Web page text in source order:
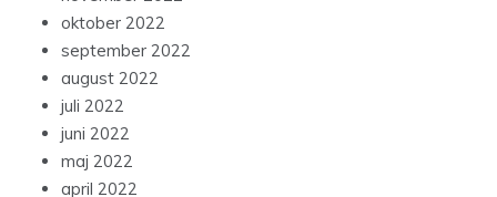
oktober 2022
september 2022
august 2022
juli 2022
juni 2022
maj 2022
april 2022